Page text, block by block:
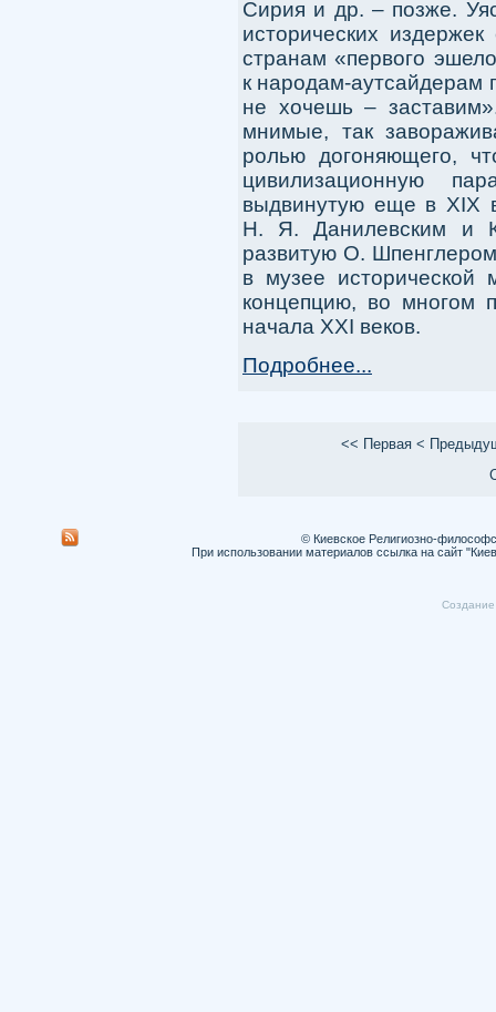
Сирия и др. – позже.
исторических
странам «первого
к народам-аутсайдерам
не хочешь –
мнимые, так
ролью догоняющего,
цивилизационную
выдвинутую еще в XIX
Н. Я. Данилевским и
развитую О.
в музее исторической
концепцию, во многом
начала XXI веков.
Подробнее...
<< Первая <
© Киевское Религиозно-
При использовании материалов ссылка на сайт